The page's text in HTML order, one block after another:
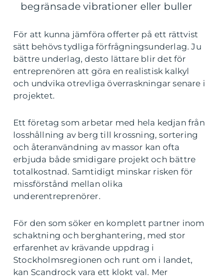
begränsade vibrationer eller buller
För att kunna jämföra offerter på ett rättvist
sätt behövs tydliga förfrågningsunderlag. Ju
bättre underlag, desto lättare blir det för
entreprenören att göra en realistisk kalkyl
och undvika otrevliga överraskningar senare i
projektet.
Ett företag som arbetar med hela kedjan från
losshållning av berg till krossning, sortering
och återanvändning av massor kan ofta
erbjuda både smidigare projekt och bättre
totalkostnad. Samtidigt minskar risken för
missförstånd mellan olika
underentreprenörer.
För den som söker en komplett partner inom
schaktning och berghantering, med stor
erfarenhet av krävande uppdrag i
Stockholmsregionen och runt om i landet,
kan Scandrock vara ett klokt val. Mer